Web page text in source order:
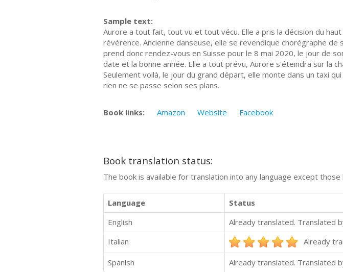
Sample text:
Aurore a tout fait, tout vu et tout vécu. Elle a pris la décision du
révérence. Ancienne danseuse, elle se revendique chorégraphe
prend donc rendez-vous en Suisse pour le 8 mai 2020, le jour de
date et la bonne année. Elle a tout prévu, Aurore s'éteindra sur la
Seulement voilà, le jour du grand départ, elle monte dans un taxi
rien ne se passe selon ses plans.
Book links: Amazon Website Facebook
Book translation status:
The book is available for translation into any language except
Language
Status
English
Already translated. Translated
Italian
Already
Spanish Already translated. Translated